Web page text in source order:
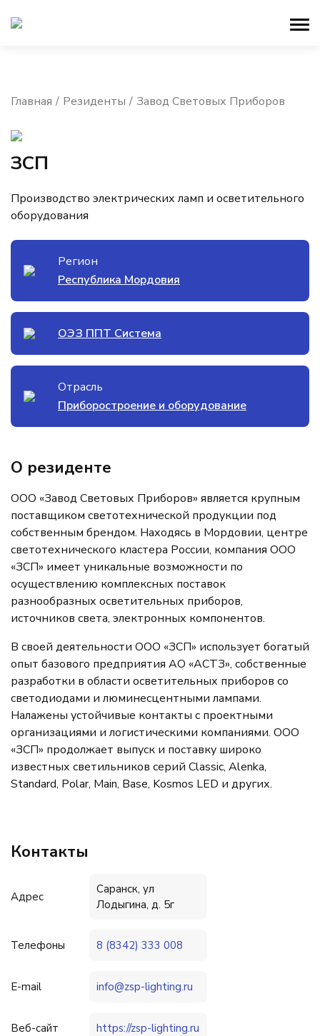
Главная Резиденты Завод Световых Приборов
ЗСП
Производство электрических ламп и осветительного
оборудования
Регион
Республика Мордовия
ОЭЗ ППТ Система
Отрасль
Приборостроение и оборудование
О резиденте
ООО «Завод Световых Приборов» является крупным
поставщиком светотехнической продукции под
собственным брендом. Находясь в Мордовии, центре
светотехнического кластера России, компания ООО
«ЗСП» имеет уникальные возможности по
осуществлению комплексных поставок
разнообразных осветительных приборов,
источников света, электронных компонентов.
В своей деятельности ООО «ЗСП» использует богатый
опыт базового предприятия АО «АСТЗ», собственные
разработки в области осветительных приборов со
светодиодами и люминесцентными лампами.
Налажены устойчивые контакты с проектными
организациями и логистическими компаниями. ООО
«ЗСП» продолжает выпуск и поставку широко
известных светильников серий Classic, Alenka,
Standard, Polar, Main, Base, Kosmos LED и других.
Контакты
Адрес
Саранск, ул
Лодыгина, д. 5г
Телефоны 8 (8342) 333 008
E-mail info@zsp-lighting.ru
Веб-сайт https://zsp-lighting.ru